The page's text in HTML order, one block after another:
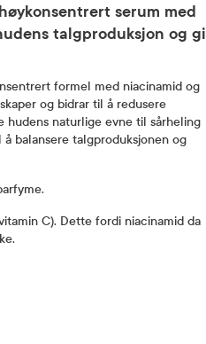
serum med
talgproduksjon og gi
formel med niacinamid og
og bidrar til å redusere
hudens naturlige evne til sårheling
balansere talgproduksjonen og
C). Dette fordi niacinamid da